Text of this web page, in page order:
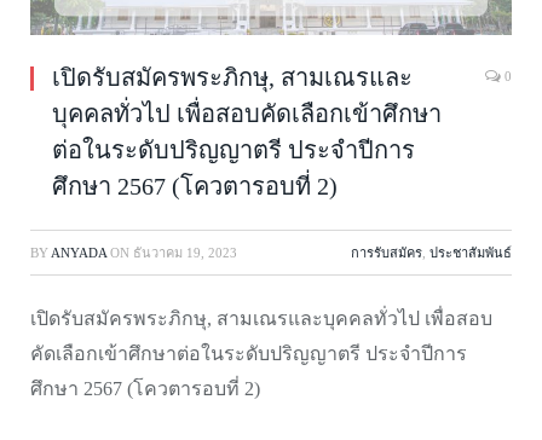
เปิดรับสมัครพระภิกษุ, สามเณรและ
บุคคลทั่วไป เพื่อสอบคัดเลือกเข้าศึกษา
ต่อในระดับปริญญาตรี ประจำปีการ
ศึกษา 2567 (โควตารอบที่ 2)
0
BYANYADA ON ธันวาคม 19, 2023 การรับสมัคร, ประชาสัมพันธ์
เปิดรับสมัครพระภิกษุ, สามเณรและบุคคลทั่วไป เพื่อสอบ
คัดเลือกเข้าศึกษาต่อในระดับปริญญาตรี ประจำปีการ
ศึกษา 2567 (โควตารอบที่ 2)